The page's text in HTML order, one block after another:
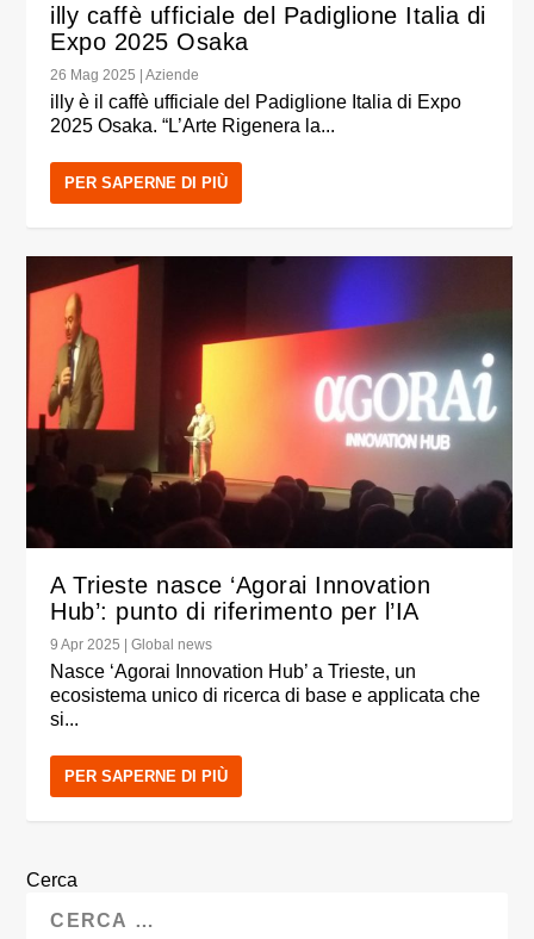
illy caffè ufficiale del Padiglione Italia di
Expo 2025 Osaka
26 Mag 2025 |Aziende
illy è il caffè ufficiale del Padiglione Italia di Expo
2025 Osaka. “L’Arte Rigenera la...
PER SAPERNE DI PIÙ
A Trieste nasce ‘Agorai Innovation
Hub’: punto di riferimento per l’IA
9 Apr 2025 |Global news
Nasce ‘Agorai Innovation Hub’ a Trieste, un
ecosistema unico di ricerca di base e applicata che
si...
PER SAPERNE DI PIÙ
Cerca